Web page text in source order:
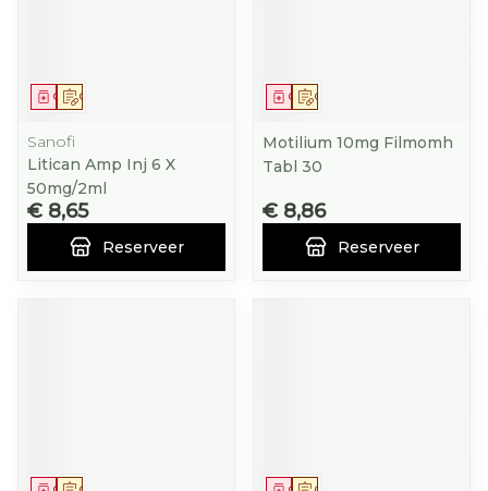
Op voorschrift
Geneesmiddel
Sanofi
Litican Amp Inj 6 X
50mg/2ml
€ 8,65
Reserveer
Op voorschrift
Geneesmiddel
Motilium 10mg Filmomh
Tabl 30
€ 8,86
Reserveer